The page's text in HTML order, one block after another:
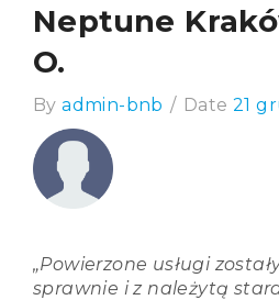
Neptune
O.
Byadmin-bnb / Date21
„Powierzone usługi
sprawnie i z należytą